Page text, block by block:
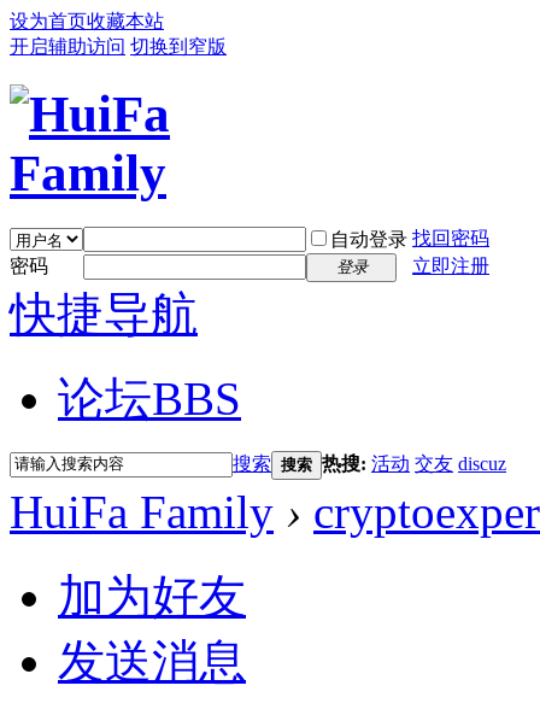
设为首页收藏本站
开启辅助访问 切换到窄版
自动登录 找回密码
密码
登录 立即注册
快捷导航
论坛BBS
搜索 搜索 热搜: 活动 交友 discuz
HuiFa Family ›
加为好友
发送消息